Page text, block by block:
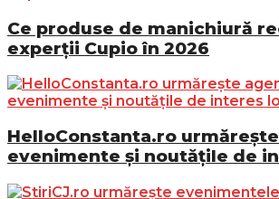
Ce produse de manichiură
experții Cupio în 2026
HelloConstanta.ro
evenimente și noutățile de